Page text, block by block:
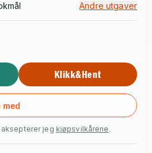
Andre utgaver
Klikk&Hent
med
jeg kjøpsvilkårene .